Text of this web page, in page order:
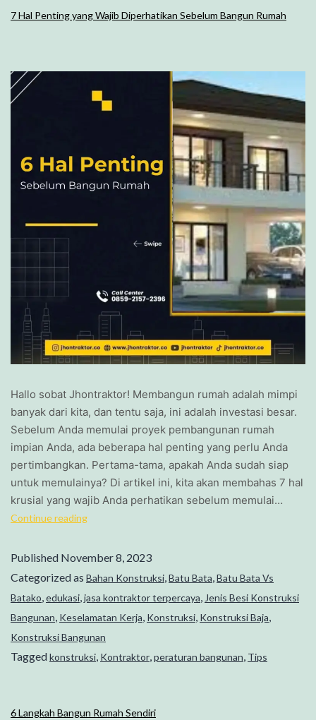
7 Hal Penting yang Wajib Diperhatikan Sebelum Bangun Rumah
Hallo sobat Jhontraktor! Membangun rumah adalah mimpi
banyak dari kita, dan tentu saja, ini adalah investasi besar.
Sebelum Anda memulai proyek pembangunan rumah
impian Anda, ada beberapa hal penting yang perlu Anda
pertimbangkan. Pertama-tama, apakah Anda sudah siap
untuk memulainya? Di artikel ini, kita akan membahas 7 hal
krusial yang wajib Anda perhatikan sebelum memulai…
Continue reading
Published November 8, 2023
Categorized as Bahan Konstruksi,Batu Bata,Batu Bata Vs
Batako,edukasi,jasa kontraktor terpercaya, Jenis Besi Konstruksi
Bangunan, Keselamatan Kerja, Konstruksi, Konstruksi Baja,
Konstruksi Bangunan
Taggedkonstruksi, Kontraktor,peraturan bangunan, Tips
6 Langkah Bangun Rumah Sendiri